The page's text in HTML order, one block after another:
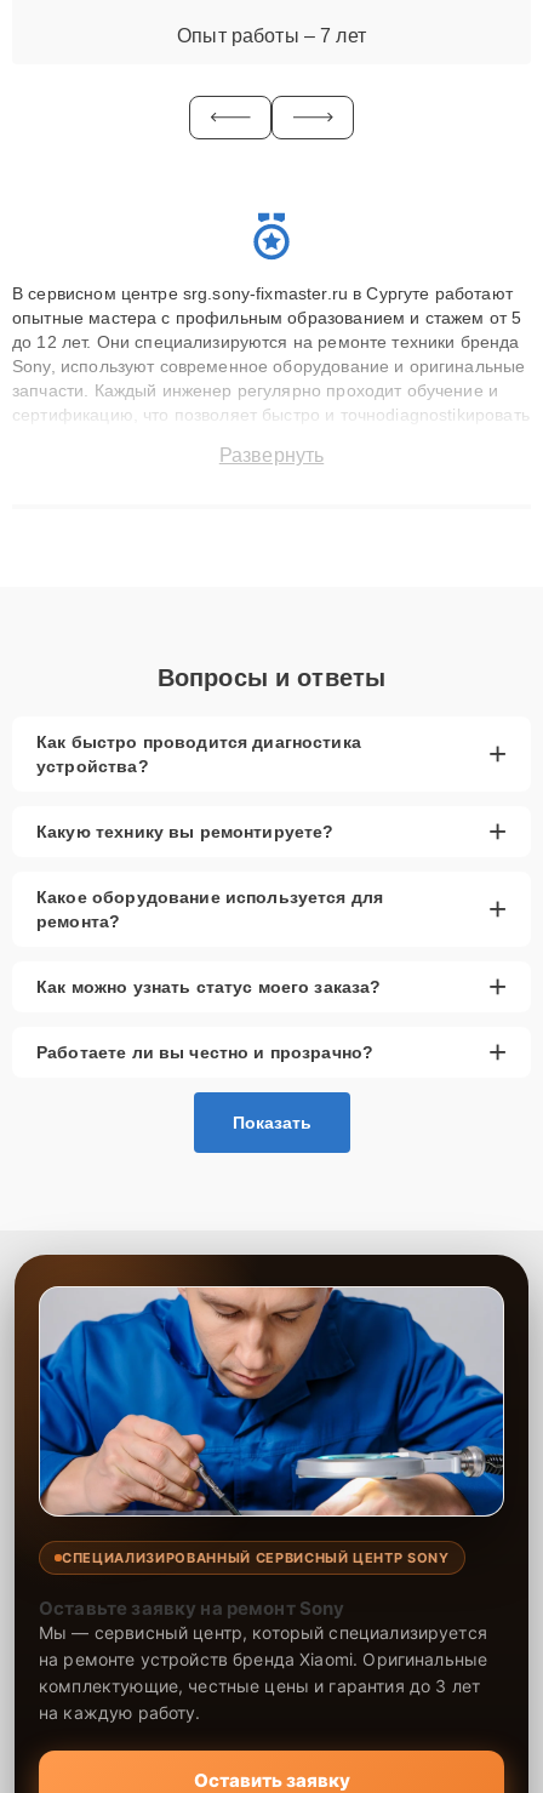
Опыт работы – 7 лет
В сервисном центре srg.sony-fixmaster.ru в Сургуте работают
опытные мастера с профильным образованием и стажем от 5
до 12 лет. Они специализируются на ремонте техники бренда
Sony, используют современное оборудование и оригинальные
запчасти. Каждый инженер регулярно проходит обучение и
сертификацию, что позволяет быстро и точноdiagnostikировать
до 3 лет. Наши мастера решают сложные случаи: от замены
Развернуть
Вопросы и ответы
Как быстро проводится диагностика
устройства?
+
Какую технику вы ремонтируете? +
Какое оборудование используется для
ремонта?
+
Как можно узнать статус моего заказа? +
Работаете ли вы честно и прозрачно? +
Показать
СПЕЦИАЛИЗИРОВАННЫЙ СЕРВИСНЫЙ ЦЕНТР SONY
Оставьте заявку на ремонт Sony
Мы — сервисный центр, который специализируется
на ремонте устройств бренда Xiaomi. Оригинальные
комплектующие, честные цены и гарантия до 3 лет
на каждую работу.
Оставить заявку